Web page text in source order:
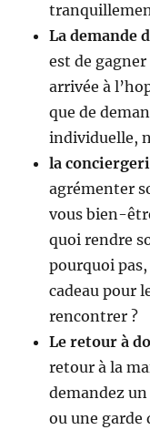
La demande
est de
arrivée à
que de
individuelle,
la
agrémenter
vous bien-
quoi rendre
pourquoi
cadeau pour
rencontrer ?
Le retour à
retour à la
demandez
ou une garde